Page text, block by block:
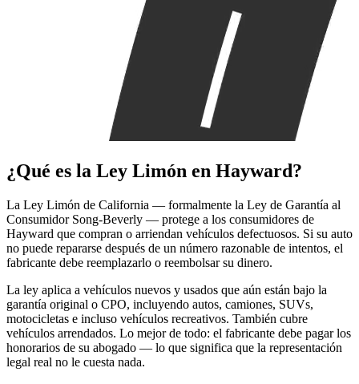
¿Qué es la Ley Limón en Hayward?
La Ley Limón de California — formalmente la Ley de Garantía al
Consumidor Song-Beverly — protege a los consumidores de
Hayward que compran o arriendan vehículos defectuosos. Si su auto
no puede repararse después de un número razonable de intentos, el
fabricante debe reemplazarlo o reembolsar su dinero.
La ley aplica a vehículos nuevos y usados que aún están bajo la
garantía original o CPO, incluyendo autos, camiones, SUVs,
motocicletas e incluso vehículos recreativos. También cubre
vehículos arrendados. Lo mejor de todo: el fabricante debe pagar los
honorarios de su abogado — lo que significa que la representación
legal real no le cuesta nada.